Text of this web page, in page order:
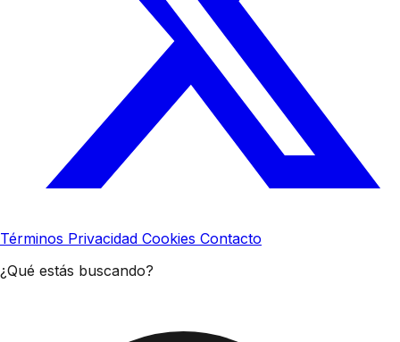
Términos Privacidad Cookies Contacto
¿Qué estás buscando?